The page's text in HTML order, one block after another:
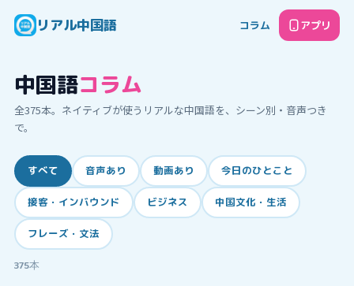
リアル中国語 コラム アプリ
中国語コラム
全375本。ネイティブが使うリアルな中国語を、シーン別・音声つき
で。
すべて 音声あり 動画あり 今日のひとこと
接客・インバウンド ビジネス 中国文化・生活
フレーズ・文法
375本